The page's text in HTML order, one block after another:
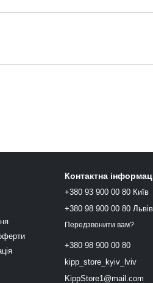
Контактна
+380 93 900 00 80 Київ
+380 98 900 00 80 Львів
Передзвонити вам?
+380 98 900 00 80
kipp_store_kyiv_lviv
KippStore1@mail.com